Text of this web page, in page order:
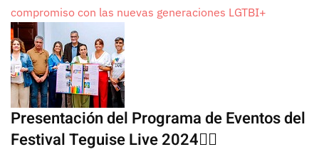
compromiso con las nuevas generaciones LGTBI+
Presentación del Programa de Eventos del
Festival Teguise Live 2024🏳️‍🌈